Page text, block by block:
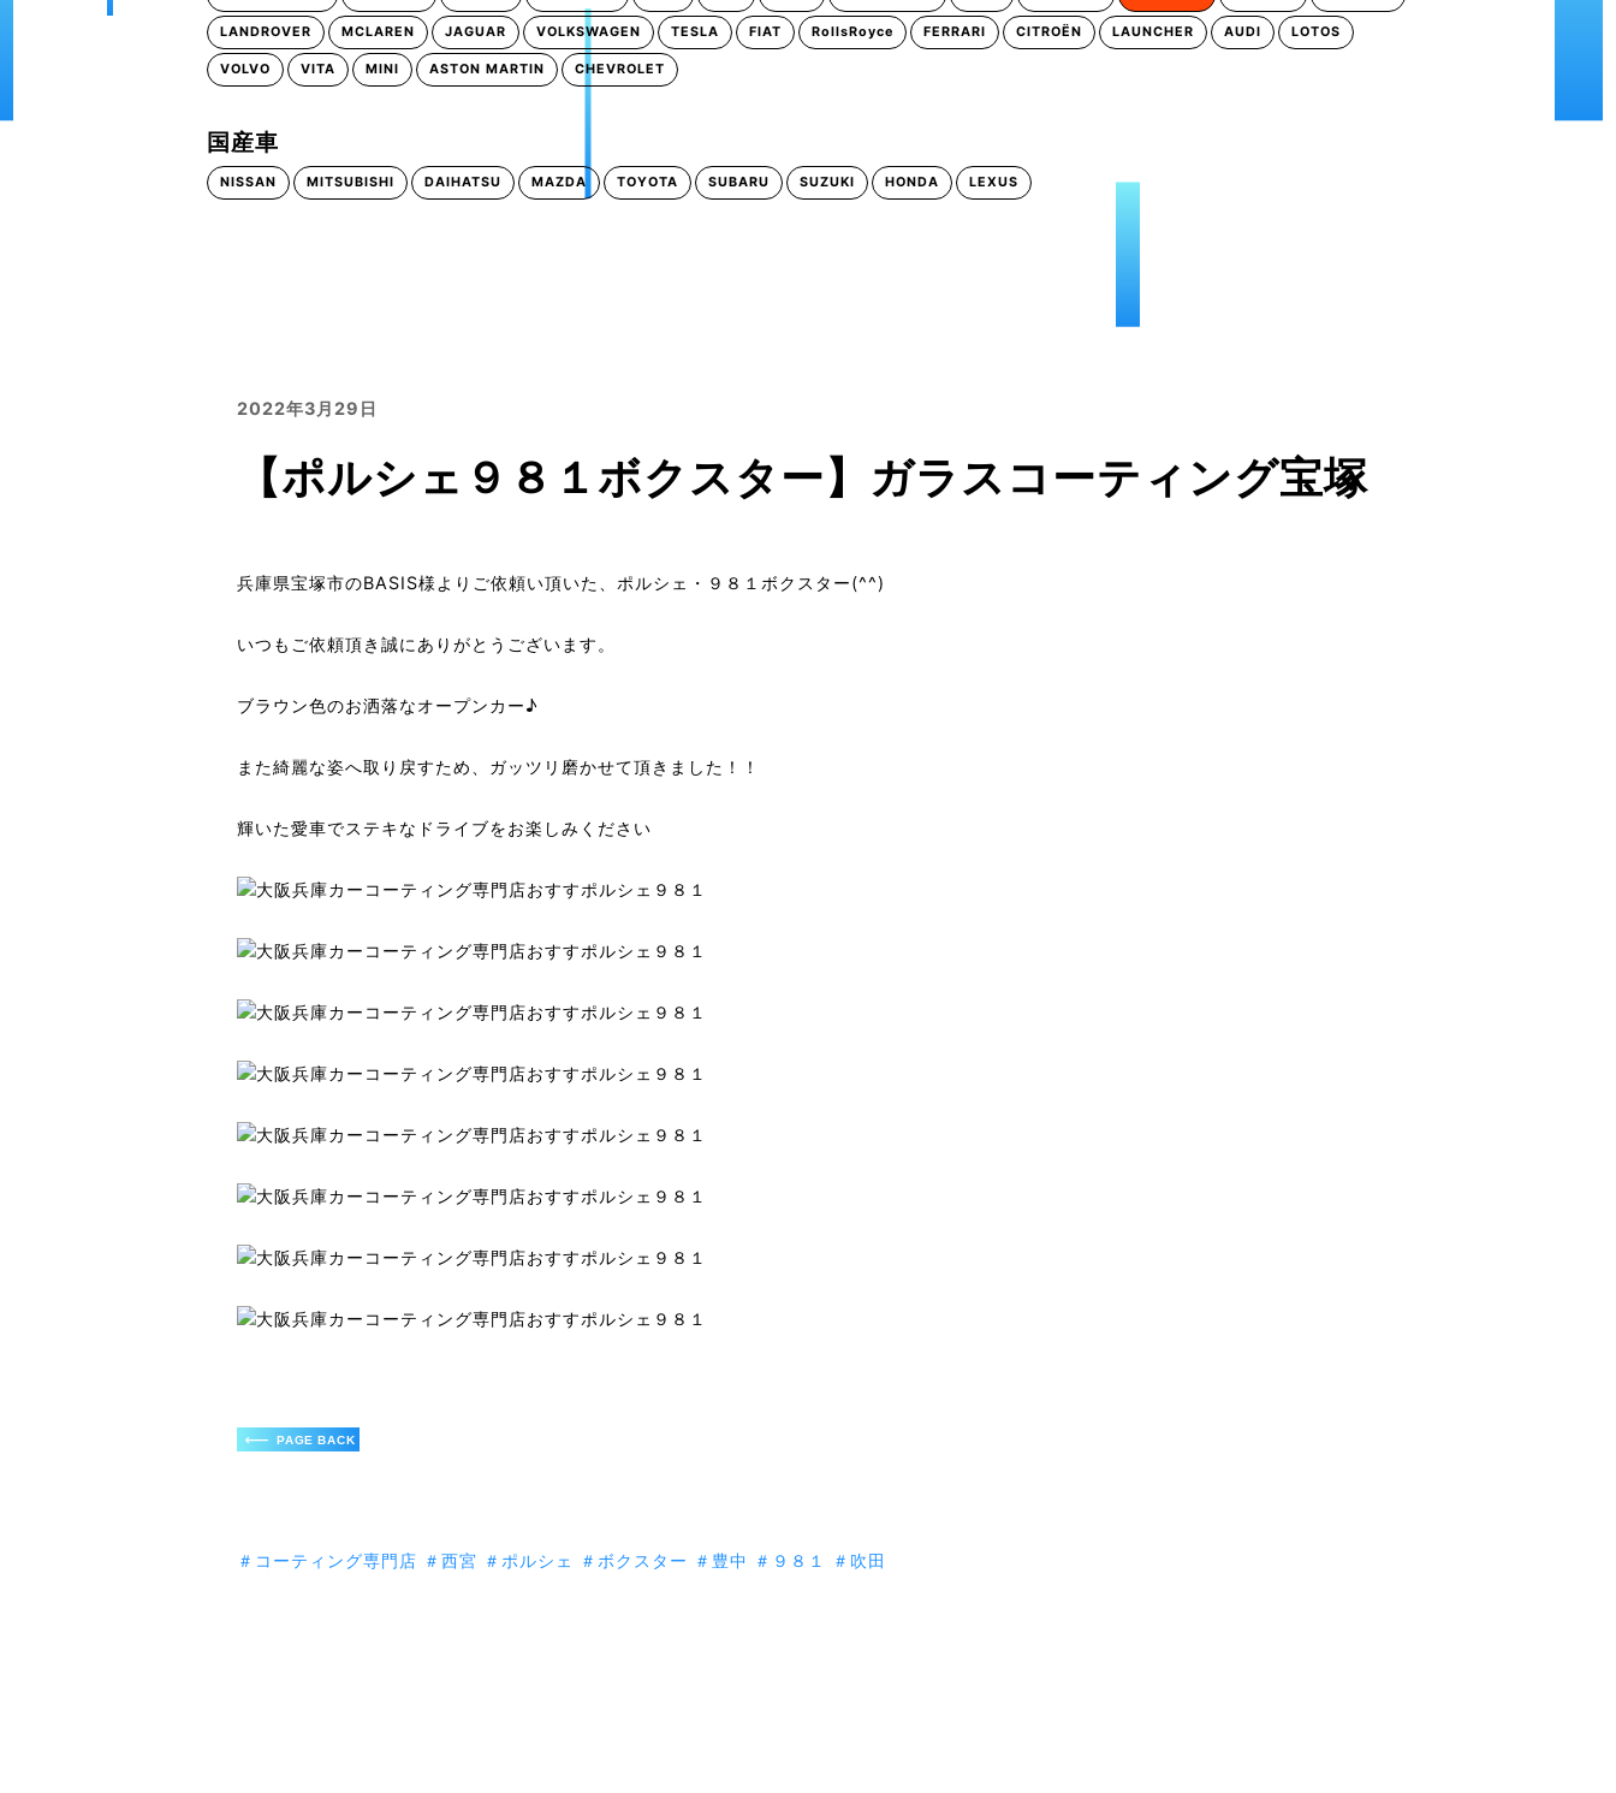
LANDROVER MCLAREN JAGUAR VOLKSWAGEN TESLA FIAT RollsRoyce FERRARI CITROËN LAUNCHER AUDI LOTOS
VOLVO VITA MINI ASTON MARTIN CHEVROLET
国産車
NISSAN MITSUBISHI DAIHATSU MAZDA TOYOTA SUBARU SUZUKI HONDA LEXUS
2022年3月29日
【ポルシェ９８１ボクスター】ガラスコーティング宝塚
兵庫県宝塚市のBASIS様よりご依頼い頂いた、ポルシェ・９８１ボクスター(^^)
いつもご依頼頂き誠にありがとうございます。
ブラウン色のお洒落なオープンカー♪
また綺麗な姿へ取り戻すため、ガッツリ磨かせて頂きました！！
輝いた愛車でステキなドライブをお楽しみください
＃コーティング専門店 ＃西宮 ＃ポルシェ ＃ボクスター ＃豊中 ＃９８１ ＃吹田